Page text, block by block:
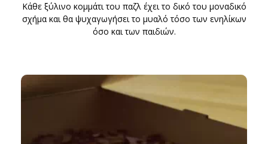
Κάθε ξύλινο κομμάτι του παζλ έχει το δικό του μοναδικό
σχήμα και θα ψυχαγωγήσει το μυαλό τόσο των ενηλίκων
όσο και των παιδιών.